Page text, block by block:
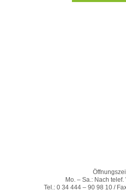
Mo. – Sa.: Nach
Tel.: 0 34 444 – 90 98 10 /